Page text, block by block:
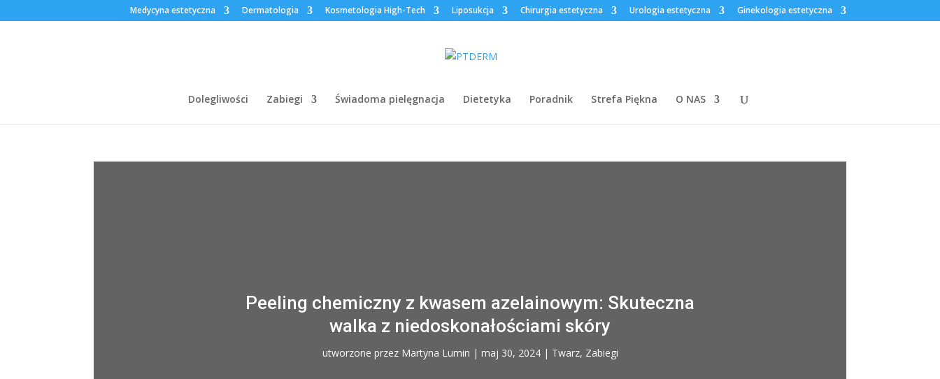
Medycyna estetyczna Dermatologia Kosmetologia High-Tech Liposukcja Chirurgia estetyczna Urologia estetyczna Ginekologia estetyczna
Dolegliwości Zabiegi Świadoma pielęgnacja Dietetyka Poradnik Strefa Piękna O NAS
Peeling chemiczny z kwasem azelainowym: Skuteczna
walka z niedoskonałościami skóry
utworzone przez Martyna Lumin | maj 30, 2024| Twarz, Zabiegi